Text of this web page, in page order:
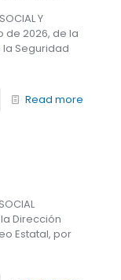
Y
de 2026, de la
Seguridad
Read more
Dirección
Estatal, por